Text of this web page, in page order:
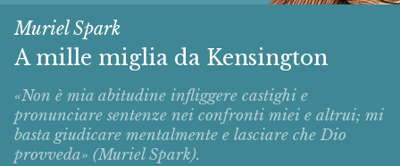
Muriel Spark
A mille miglia da Kensington
«Non è mia abitudine infliggere castighi e
pronunciare sentenze nei confronti miei e altrui; mi
basta giudicare mentalmente e lasciare che Dio
provveda» (Muriel Spark).